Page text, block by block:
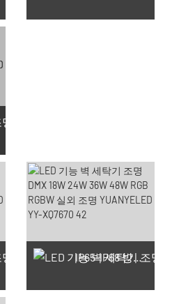
IP65-IP68 방수 테스트 생산